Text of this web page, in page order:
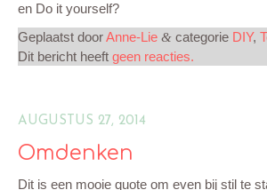
CREATIEF
CONTACT
en Do it yourself?
Geplaatst doorAnne-Lie & categorie DIY,
Dit bericht heeft geen reacties.
AUGUSTUS 27, 2014
Omdenken
Dit is een mooie quote om even bij stil te